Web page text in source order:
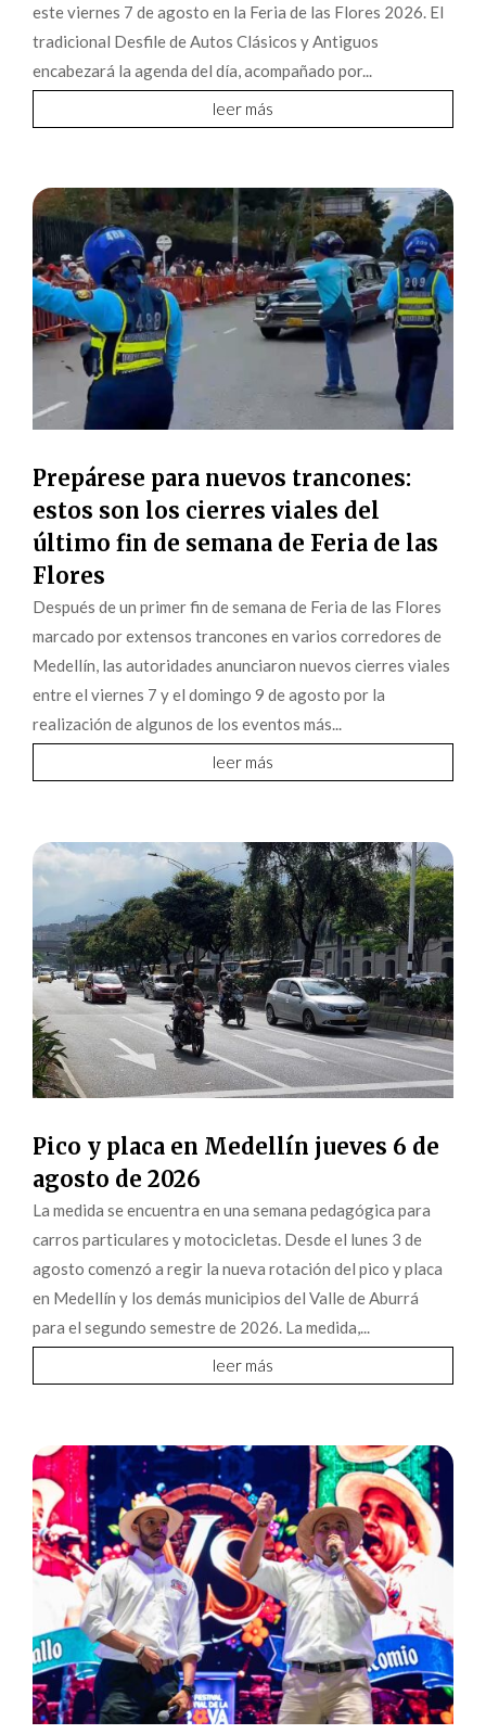
este viernes 7 de agosto en la Feria de las Flores 2026. El
tradicional Desfile de Autos Clásicos y Antiguos
encabezará la agenda del día, acompañado por...
leer más
Prepárese para nuevos trancones:
estos son los cierres viales del
último fin de semana de Feria de las
Flores
Después de un primer fin de semana de Feria de las Flores
marcado por extensos trancones en varios corredores de
Medellín, las autoridades anunciaron nuevos cierres viales
entre el viernes 7 y el domingo 9 de agosto por la
realización de algunos de los eventos más...
leer más
Pico y placa en Medellín jueves 6 de
agosto de 2026
La medida se encuentra en una semana pedagógica para
carros particulares y motocicletas. Desde el lunes 3 de
agosto comenzó a regir la nueva rotación del pico y placa
en Medellín y los demás municipios del Valle de Aburrá
para el segundo semestre de 2026. La medida,...
leer más